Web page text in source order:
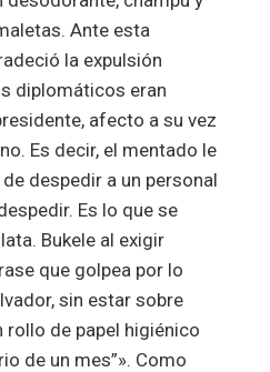
Ante esta
la expulsión
diplomáticos eran
afecto a su vez
Es decir, el mentado le
despedir a un personal
Es lo que se
Bukele al exigir
que golpea por lo
sin estar sobre
rollo de papel higiénico
de un mes”». Como